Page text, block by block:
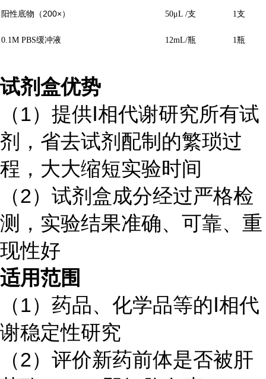
阳性底物（ 200×） 50μL /支 1支
0.1M PBS缓冲液 12mL/瓶 1瓶
试剂盒优势
（1）提供Ⅰ相代谢研究所有试
剂，省去试剂配制的繁琐过
程，大大缩短实验时间
（2）试剂盒成分经过严格检
测，实验结果准确、可靠、重
现性好
适用范围
（1）药品、化学品等的Ⅰ相代
谢稳定性研究
（2）评价新药前体是否被肝